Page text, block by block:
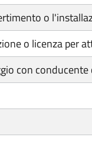
o
o licenza per
con conducente